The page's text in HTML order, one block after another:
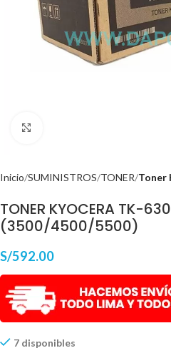
Inicio SUMINISTROS TONER Toner
TONER KYOCERA TK-
(3500/4500/5500)
S/592.00
7 disponibles